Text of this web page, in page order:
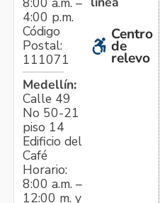
4:00 p.m.
Código
Postal:
111071
Medellín:
Calle 49
No 50-21
piso 14
Edificio del
Café
Horario:
8:00 a.m. –
12:00 m. y
Centro
de
relevo